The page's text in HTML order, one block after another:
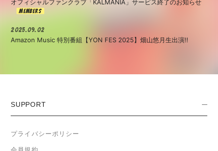
オフィシャルファンクラブ「KALMANIA」サービス終了のお知らせ
2025.09.02
Amazon Music 特別番組【YON FES 2025】畑山悠月生出演!!
SUPPORT
プライバシーポリシー
会員規約